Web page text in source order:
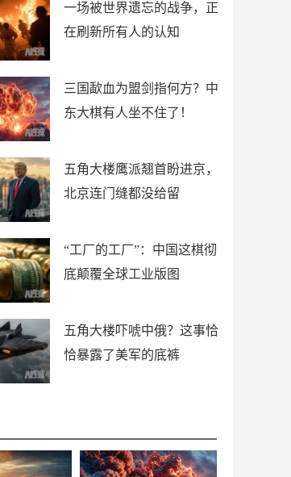
一场被世界遗忘的战争，正
在刷新所有人的认知
三国歃血为盟剑指何方？中
东大棋有人坐不住了！
五角大楼鹰派翘首盼进京，
北京连门缝都没给留
“工厂的工厂”：中国这棋彻
底颠覆全球工业版图
五角大楼吓唬中俄？这事恰
恰暴露了美军的底裤